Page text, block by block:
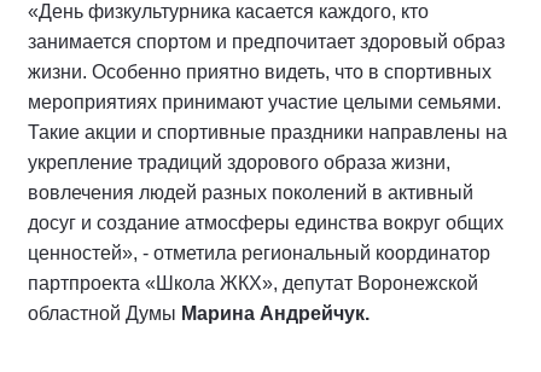
«День физкультурника касается каждого, кто
занимается спортом и предпочитает здоровый образ
жизни. Особенно приятно видеть, что в спортивных
мероприятиях принимают участие целыми семьями.
Такие акции и спортивные праздники направлены на
укрепление традиций здорового образа жизни,
вовлечения людей разных поколений в активный
досуг и создание атмосферы единства вокруг общих
ценностей», - отметила региональный координатор
партпроекта «Школа ЖКХ», депутат Воронежской
областной Думы Марина Андрейчук.